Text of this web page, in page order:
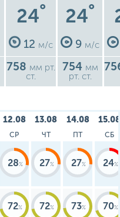
24°
12 м/с
758 мм рт.
ст.
24°
9 м/с
754 мм
рт. ст.
12.08
СР
13.08
ЧТ
14.08
ПТ
15.08
СБ
28 27 27 24
72 72 73 70